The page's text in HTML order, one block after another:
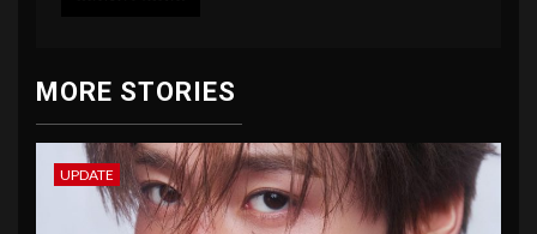
MORE STORIES
UPDATE